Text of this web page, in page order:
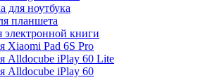
для ноутбука
планшета
электронной книги
Xiaomi Pad 6S Pro
Alldocube iPlay 60 Lite
Alldocube iPlay 60